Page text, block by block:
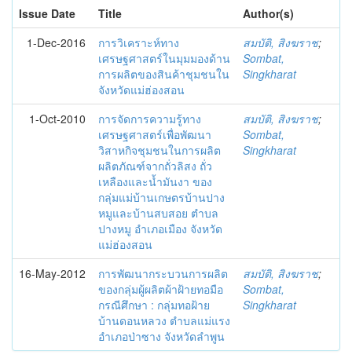
Issue Date
Title
Author(s)
1-Dec-2016
การวิเคราะห์ทาง
เศรษฐศาสตร์ในมุมมองด้าน
การผลิตของสินค้าชุมชนใน
จังหวัดแม่ฮ่องสอน
สมบัติ, สิงฆราช;
Sombat,
Singkharat
1-Oct-2010
การจัดการความรู้ทาง
เศรษฐศาสตร์เพื่อพัฒนา
วิสาหกิจชุมชนในการผลิต
ผลิตภัณฑ์จากถั่วลิสง ถั่ว
เหลืองและน้ำมันงา ของ
กลุ่มแม่บ้านเกษตรบ้านปาง
หมูและบ้านสบสอย ตำบล
ปางหมู อำเภอเมือง จังหวัด
แม่ฮ่องสอน
สมบัติ, สิงฆราช;
Sombat,
Singkharat
16-May-2012
การพัฒนากระบวนการผลิต
ของกลุ่มผู้ผลิตผ้าฝ้ายทอมือ
กรณีศึกษา : กลุ่มทอฝ้าย
บ้านดอนหลวง ตำบลแม่แรง
อำเภอป่าซาง จังหวัดลำพูน
สมบัติ, สิงฆราช;
Sombat,
Singkharat